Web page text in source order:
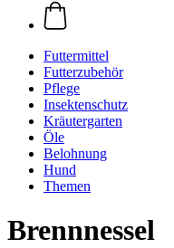
Futtermittel
Futterzubehör
Pflege
Insektenschutz
Kräutergarten
Öle
Belohnung
Hund
Themen
Brennnessel